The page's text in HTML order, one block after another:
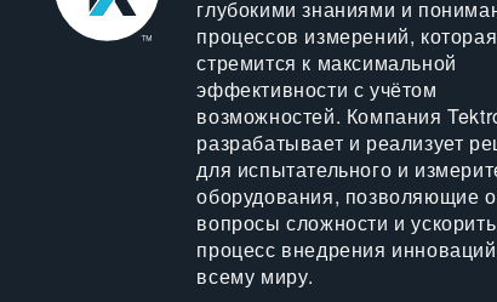
глубокими знаниями и
процессов измерений, которая
стремится к максимальной
эффективности с учётом
возможностей. Компания
разрабатывает и реализует
для испытательного и
оборудования, позволяющие
вопросы сложности и ускорить
процесс внедрения
всему миру.